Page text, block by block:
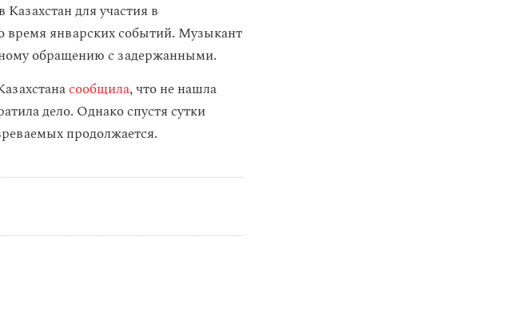
в Казахстан для участия в
время январских событий. Музыкант
обращению с задержанными.
сообщила, что не нашла
дело. Однако спустя сутки
продолжается.